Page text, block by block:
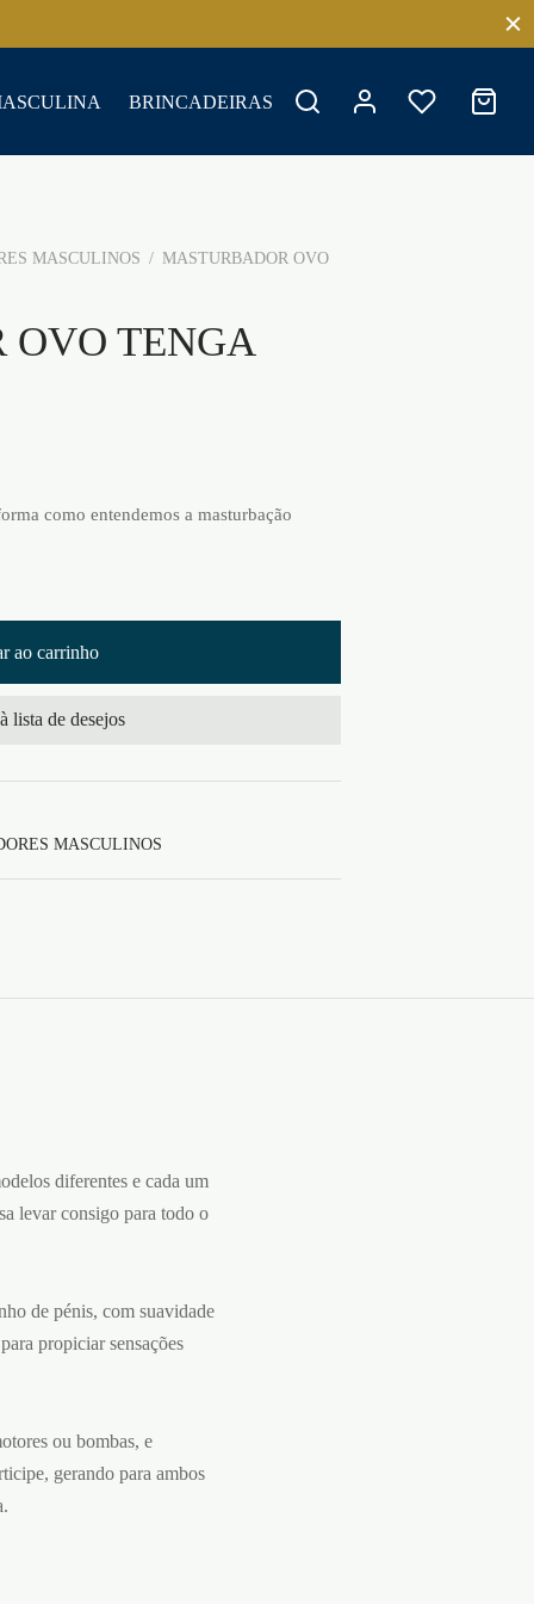
BRINCADEIRAS
MASCULINOS / MASTURBADOR OVO
OVO TENGA
como entendemos a masturbação
ao carrinho
lista de desejos
MASCULINOS
diferentes e cada um
levar consigo para todo o
de pénis, com suavidade
propiciar sensações
ou bombas, e
gerando para ambos